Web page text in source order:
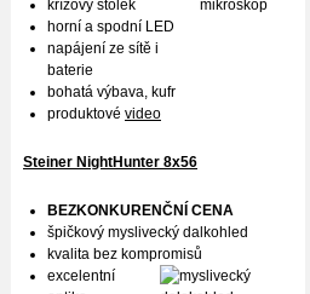
křížový stolek
horní a spodní LED
napájení ze sítě i
baterie
bohatá výbava, kufr
produktové video
Steiner NightHunter 8x56
BEZKONKURENČNÍ CENA
špičkový myslivecký dalkohled
kvalita bez kompromisů
excelentní